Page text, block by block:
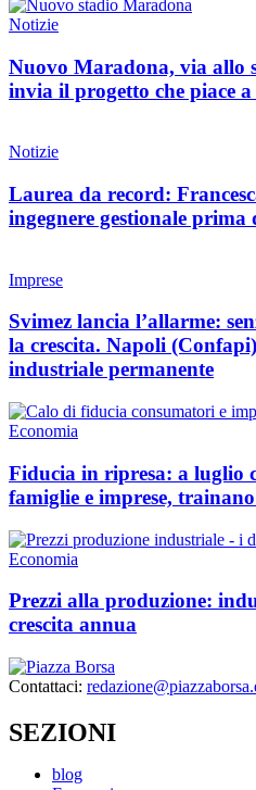
Notizie
Nuovo Maradona, via allo
invia il progetto che piace a
Notizie
Laurea da record:
ingegnere gestionale prima
Imprese
Svimez lancia l’allarme:
la crescita. Napoli
industriale permanente
Economia
Fiducia in ripresa: a luglio
famiglie e imprese,
Economia
Prezzi alla produzione:
crescita annua
Contattaci:
SEZIONI
blog